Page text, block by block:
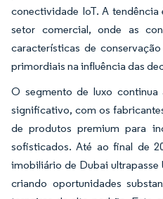
conectividade IoT. A
setor comercial, onde as
características de
primordiais na influência das
O segmento de luxo
significativo, com os
de produtos premium para
sofisticados. Até ao final de
imobiliário de Dubai ultrapasse
criando oportunidades